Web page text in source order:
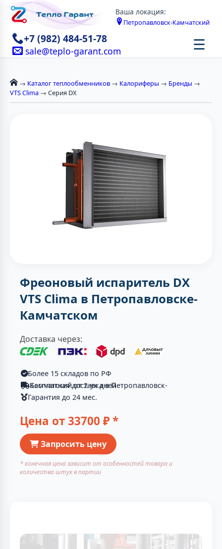
Ваша локация:
Петропавловск-Камчатский
+7 (982) 484-51-78
sale@teplo-garant.com ☰
→ Каталог теплообменников → Калориферы → Бренды →
VTS Clima → Серия DX
Фреоновый испаритель DX
VTS Clima в Петропавловске-
Камчатском
Доставка через:
Более 15 складов по РФ
Бесплатная доставка в Петропавловск-Камчатский от 2-ух дней
Гарантия до 24 мес.
Цена от33700 ₽ *
Запросить цену
* конечная цена зависит от особенностей товара и
количества штук в партии